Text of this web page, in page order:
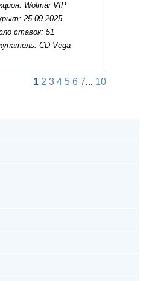
Wolmar VIP
25.09.2025
ставок: 51
CD-Vega
1 2 3 4 5 6 7... 10